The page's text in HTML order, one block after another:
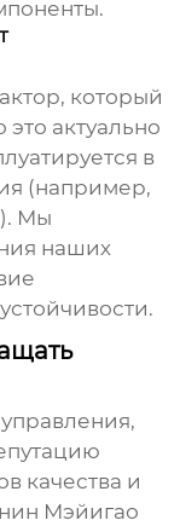
который
актуально
в
(например,
Мы
наших
,
качества и
Мэйигао